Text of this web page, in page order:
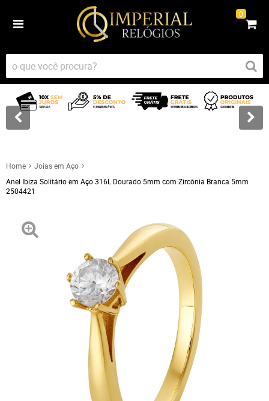
0
Home
Joias em Aço
Anel Ibiza Solitário em Aço 316L Dourado 5mm com Zircônia Branca 5mm
2504421